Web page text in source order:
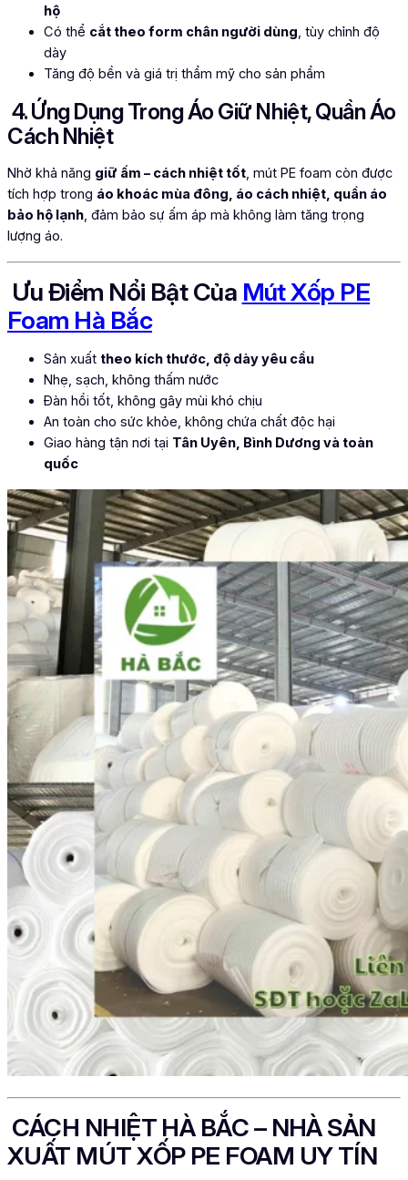
hộ
Có thể cắt theo form chân người dùng , tùy chỉnh độ
dày
Tăng độ bền và giá trị thẩm mỹ cho sản phẩm
4. Ứng Dụng Trong Áo Giữ Nhiệt, Quần Áo
Cách Nhiệt
Nhờ khả năng giữ ấm – cách nhiệt tốt , mút PE foam còn được
tích hợp trong áo khoác mùa đông, áo cách nhiệt, quần áo
bảo hộ lạnh , đảm bảo sự ấm áp mà không làm tăng trọng
lượng áo.
Ưu Điểm Nổi Bật Của Mút Xốp PE
Foam Hà Bắc
Sản xuất theo kích thước, độ dày yêu cầu
Nhẹ, sạch, không thấm nước
Đàn hồi tốt, không gây mùi khó chịu
An toàn cho sức khỏe, không chứa chất độc hại
Giao hàng tận nơi tại Tân Uyên, Bình Dương và toàn
quốc
CÁCH NHIỆT HÀ BẮC – NHÀ SẢN
XUẤT MÚT XỐP PE FOAM UY TÍN